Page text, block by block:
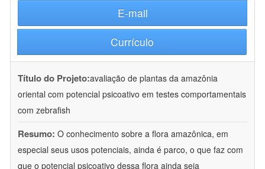
E-mail
Currículo
Título do Projeto:avaliação de plantas da amazônia
oriental com potencial psicoativo em testes comportamentais
com zebrafish
Resumo: O conhecimento sobre a flora amazônica, em
especial seus usos potenciais, ainda é parco, o que faz com
que o potencial psicoativo dessa flora ainda seja